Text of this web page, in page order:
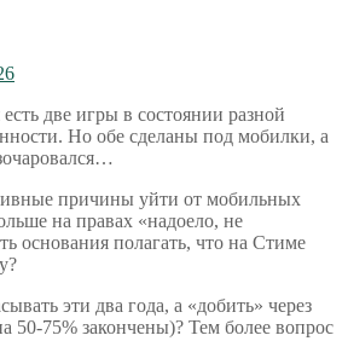
две игры в состоянии разной
Но обе сделаны под мобилки, а
причины уйти от мобильных
на правах «надоело, не
основания полагать, что на Стиме
эти два года, а «добить» через
50-75% закончены)? Тем более вопрос